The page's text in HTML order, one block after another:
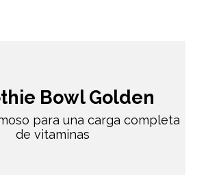
Bowl Golden
para una carga completa
de vitaminas